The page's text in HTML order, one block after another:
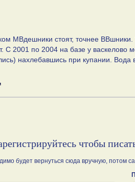
МВдешники стоят, точнее
С 2001 по 2004 на базе у
нахлебавшись при купании.
чтобы
будет вернуться сюда вручную, потом